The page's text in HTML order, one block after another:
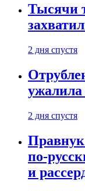
Тысячи
2 дня спустя
2 дня спустя
Правнук
по-
и